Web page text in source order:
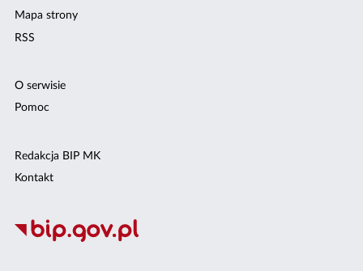
Mapa strony
RSS
O serwisie
Pomoc
Redakcja BIP MK
Kontakt